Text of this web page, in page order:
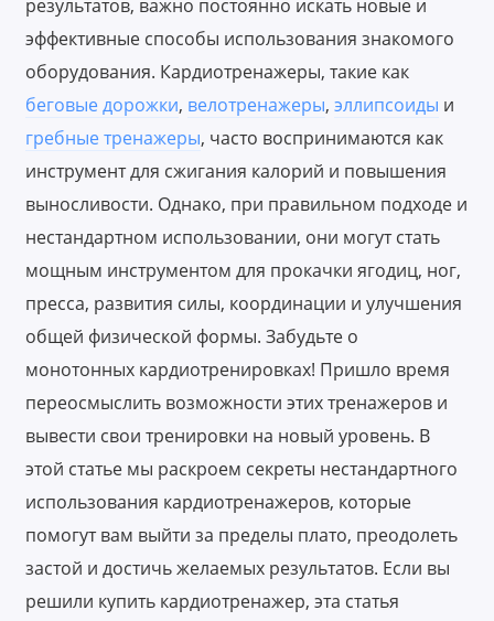
результатов, важно постоянно искать новые и
эффективные способы использования знакомого
оборудования. Кардиотренажеры, такие как
беговые дорожки, велотренажеры, эллипсоиды и
гребные тренажеры, часто воспринимаются как
инструмент для сжигания калорий и повышения
выносливости. Однако, при правильном подходе и
нестандартном использовании, они могут стать
мощным инструментом для прокачки ягодиц, ног,
пресса, развития силы, координации и улучшения
общей физической формы. Забудьте о
монотонных кардиотренировках! Пришло время
переосмыслить возможности этих тренажеров и
вывести свои тренировки на новый уровень. В
этой статье мы раскроем секреты нестандартного
использования кардиотренажеров, которые
помогут вам выйти за пределы плато, преодолеть
застой и достичь желаемых результатов. Если вы
решили купить кардиотренажер, эта статья